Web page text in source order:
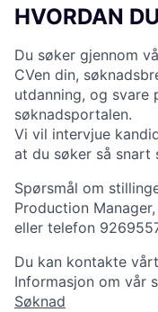
HVORDAN
Du søker gjennom
CVen din,
utdanning, og svare
søknadsportalen.
Vi vil intervjue
at du søker så snart
Spørsmål om
Production
eller telefon
Du kan kontakte
Informasjon om vår
Søknad